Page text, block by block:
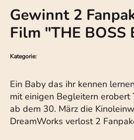
Gewinnt 2
Film "THE BOSS
Kategorie:
Ein Baby das ihr kennen
mit einigen Begleitern erobert
ab dem 30. März die
DreamWorks verlost 2